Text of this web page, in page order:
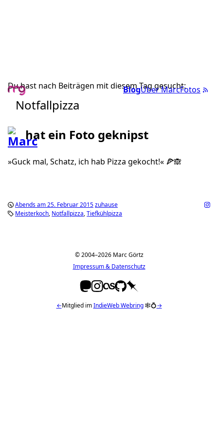
BlogÜber MarcFotos
Du hast nach Beiträgen mit diesem Tag gesucht:
Notfallpizza
hat ein Foto geknipst
»Guck mal, Schatz, ich hab Pizza gekocht!« 🍕🙈
Abends am 25. Februar 2015zuhause
Meisterkoch Notfallpizza Tiefkühlpizza
© 2004–2026 Marc Görtz
Impressum & Datenschutz
←Mitglied imIndieWeb Webring🕸💍→